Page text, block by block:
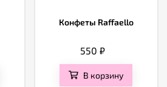
Конфеты Raffaello
550 ₽
В корзину